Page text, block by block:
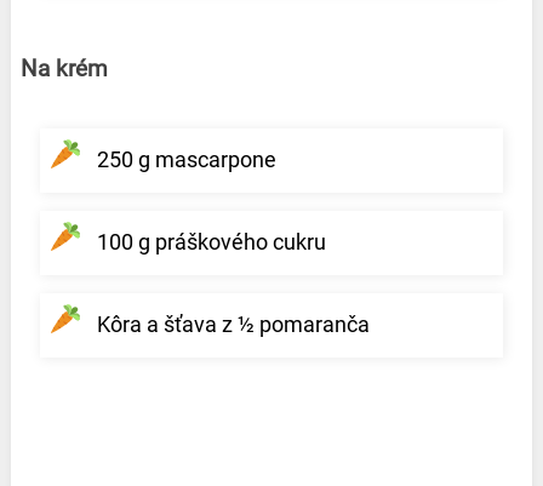
Na krém
250 g mascarpone
100 g práškového cukru
Kôra a šťava z ½ pomaranča